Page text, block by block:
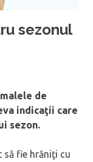
sezonul
de
indicaţii care
sezon.
fie hrăniţi cu